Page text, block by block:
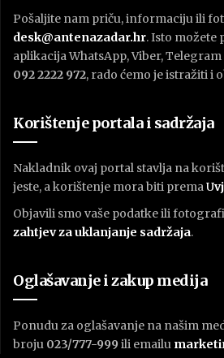
Pošaljite nam priču, informaciju ili
desk@antenazadar.hr. Isto možete
aplikacija WhatsApp, Viber,
092 2222 972, rado ćemo je istražiti i
Korištenje portala i sadržaja
Nakladnik ovaj portal stavlja na
jeste, a korištenje mora biti premaU
Objavili smo vaše podatke ili
zahtjev za uklanjanje sadržaja.
Oglašavanje i zakup medija
Ponudu za oglašavanje na našim
broju 023/777-999 ili emailu